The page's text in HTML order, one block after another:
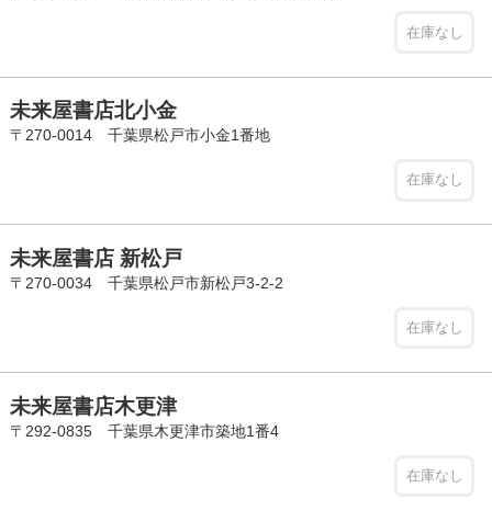
在庫なし
未来屋書店北小金
〒270-0014 千葉県松戸市小金1番地
在庫なし
未来屋書店 新松戸
〒270-0034 千葉県松戸市新松戸3-2-2
在庫なし
未来屋書店木更津
〒292-0835 千葉県木更津市築地1番4
在庫なし